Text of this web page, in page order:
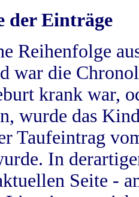
der Einträge
Reihenfolge
war die
krank war,
wurde das
Taufeintrag
In
Seite -